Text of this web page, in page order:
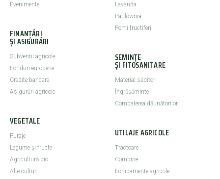
Evenimente
FINANȚĂRI
ȘI ASIGURĂRI
Subvenții agricole
Fonduri europene
Credite bancare
Asigurări agricole
VEGETALE
Furaje
Legume şi fructe
Agricultură bio
Alte culturi
Lavanda
Paulownia
Pomi fructiferi
SEMINȚE
ȘI FITOSANITARE
Material săditor
Îngrășăminte
Combaterea dăunătorilor
UTILAJE AGRICOLE
Tractoare
Combine
Echipamente agricole